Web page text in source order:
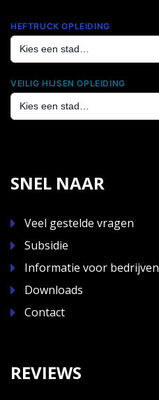
HEFTRUCK OPLEIDING
VEILIG HIJSEN OPLEIDING
SNEL NAAR
Veel gestelde vragen
Subsidie
Informatie voor bedrijven
Downloads
Contact
REVIEWS